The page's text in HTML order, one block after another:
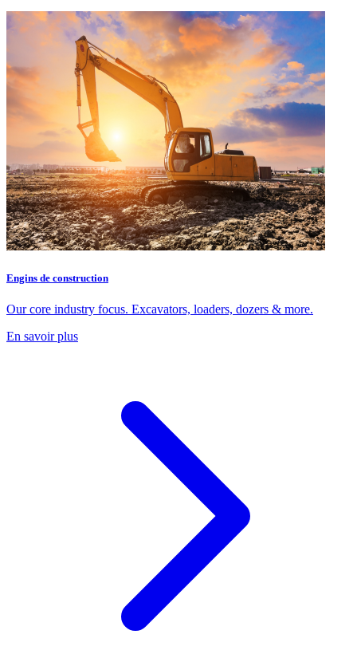
Engins de construction
Our core industry focus. Excavators, loaders, dozers & more.
En savoir plus